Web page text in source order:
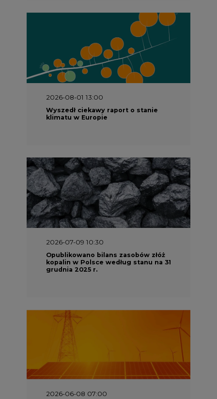
2026-08-01 13:00
Wyszedł ciekawy raport o stanie
klimatu w Europie
2026-07-09 10:30
Opublikowano bilans zasobów złóż
kopalin w Polsce według stanu na 31
grudnia 2025 r.
2026-06-08 07:00